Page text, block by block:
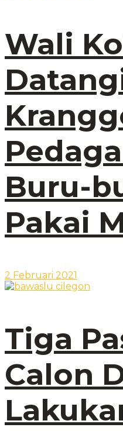
Wali
Buru-
Pakai
2 Februari 2021
Tiga
Calon